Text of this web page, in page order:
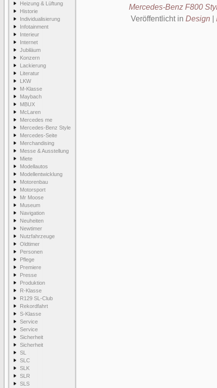
Heizung & Lüftung
Historie
Individualisierung
Infotainment
Interieur
Internet
Jubiläum
Konzern
Lackierung
Literatur
LKW
M-Klasse
Maybach
MBUX
McLaren
Mercedes me
Mercedes-Benz Style
Mercedes-Seite
Merchandising
Messe & Ausstellung
Miete
Modellautos
Modellentwicklung
Motorenbau
Motorsport
Mr Moose
Museum
Navigation
Neuheiten
Newtimer
Nutzfahrzeuge
Oldtimer
Personen
Pflege
Premiere
Presse
Produktion
R-Klasse
R129 SL-Club
Rekordfahrt
S-Klasse
Service
Service
Sicherheit
Sicherheit
SL
SLC
SLK
SLR
SLS
Mercedes-Benz F800
Veröffentlicht in Design